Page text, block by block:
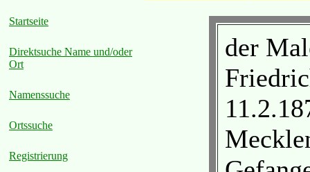
Startseite
Direktsuche Name und/oder
Ort
Namenssuche
Ortssuche
Registrierung
der